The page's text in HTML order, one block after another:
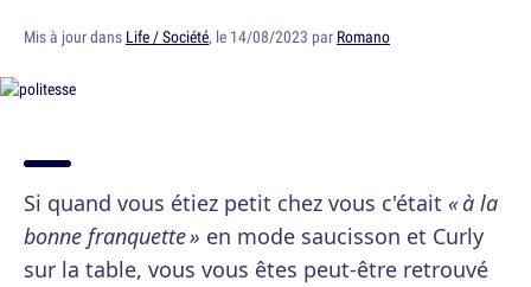
Mis à jour dans Life / Société, le 14/08/2023 par Romano
Si quand vous étiez petit chez vous c'était « à la
bonne franquette » en mode saucisson et Curly
sur la table, vous vous êtes peut-être retrouvé